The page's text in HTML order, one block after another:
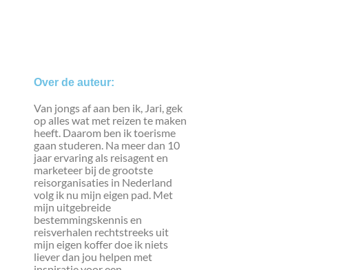
Over de auteur:
Van jongs af aan ben ik, Jari, gek
op alles wat met reizen te maken
heeft. Daarom ben ik toerisme
gaan studeren. Na meer dan 10
jaar ervaring als reisagent en
marketeer bij de grootste
reisorganisaties in Nederland
volg ik nu mijn eigen pad. Met
mijn uitgebreide
bestemmingskennis en
reisverhalen rechtstreeks uit
mijn eigen koffer doe ik niets
liever dan jou helpen met